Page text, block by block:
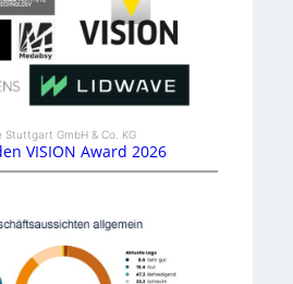
Stuttgart GmbH & Co. KG
VISION Award 2026